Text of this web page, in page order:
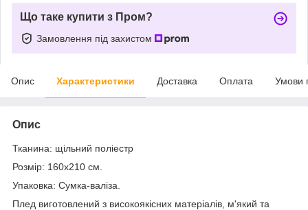
Що таке купити з Пром?
Замовлення під захистом
Опис Характеристики Доставка Оплата Умови
Опис
Тканина: щільний поліестр
Розмір: 160х210 см.
Упаковка: Сумка-валіза.
Плед виготовлений з високоякісних матеріалів, м'який та